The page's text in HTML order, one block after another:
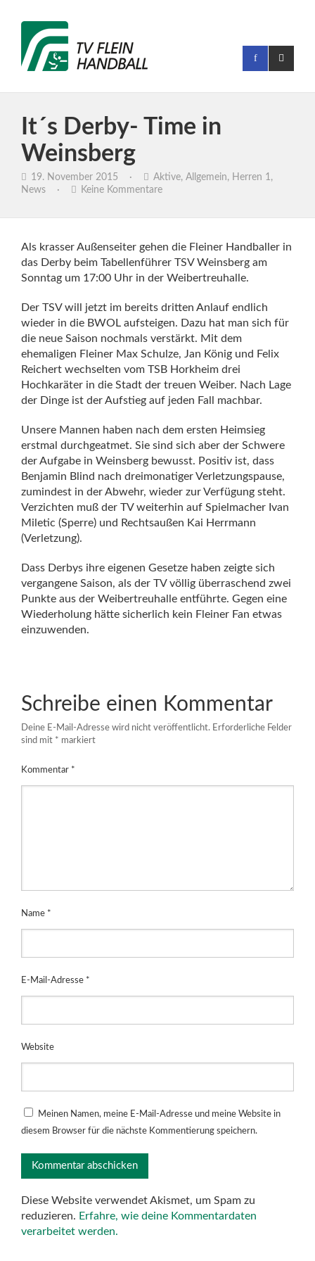
It´s Derby- Time in
Weinsberg
19. November 2015 · Aktive, Allgemein, Herren 1,
News
· Keine Kommentare
Als krasser Außenseiter gehen die Fleiner Handballer in
das Derby beim Tabellenführer TSV Weinsberg am
Sonntag um 17:00 Uhr in der Weibertreuhalle.
Der TSV will jetzt im bereits dritten Anlauf endlich
wieder in die BWOL aufsteigen. Dazu hat man sich für
die neue Saison nochmals verstärkt. Mit dem
ehemaligen Fleiner Max Schulze, Jan König und Felix
Reichert wechselten vom TSB Horkheim drei
Hochkaräter in die Stadt der treuen Weiber. Nach Lage
der Dinge ist der Aufstieg auf jeden Fall machbar.
Unsere Mannen haben nach dem ersten Heimsieg
erstmal durchgeatmet. Sie sind sich aber der Schwere
der Aufgabe in Weinsberg bewusst. Positiv ist, dass
Benjamin Blind nach dreimonatiger Verletzungspause,
zumindest in der Abwehr, wieder zur Verfügung steht.
Verzichten muß der TV weiterhin auf Spielmacher Ivan
Miletic (Sperre) und Rechtsaußen Kai Herrmann
(Verletzung).
Dass Derbys ihre eigenen Gesetze haben zeigte sich
vergangene Saison, als der TV völlig überraschend zwei
Punkte aus der Weibertreuhalle entführte. Gegen eine
Wiederholung hätte sicherlich kein Fleiner Fan etwas
einzuwenden.
Schreibe einen Kommentar
Deine E-Mail-Adresse wird nicht veröffentlicht. Erforderliche Felder
sind mit * markiert
Kommentar *
Name *
E-Mail-Adresse *
Website
Meinen Namen, meine E-Mail-Adresse und meine Website in
diesem Browser für die nächste Kommentierung speichern.
Diese Website verwendet Akismet, um Spam zu
reduzieren. Erfahre, wie deine Kommentardaten
verarbeitet werden.